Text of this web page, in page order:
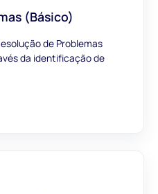
(Básico)
de Problemas
da identificação de